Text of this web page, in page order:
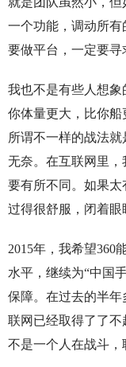
一个功能，调动所
要做平台，一定要寻
我也不是有些人想
你体量更大，比你船
所谓不一样的战法
无奈。在互联网里
要有所不同。如果太
过得很舒服，闭着眼
2015年，我希望360
水平，继续为“中国
保障。在过去的半年
联网已经取得了了
不是一个人在战斗，